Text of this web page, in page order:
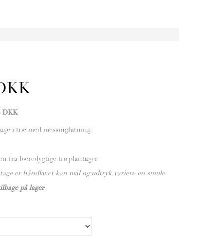
DKK
i træ med messingfatning
fra bæredygtige træplantager
er håndlavet kan mål og udtryk variere en smule
på lager